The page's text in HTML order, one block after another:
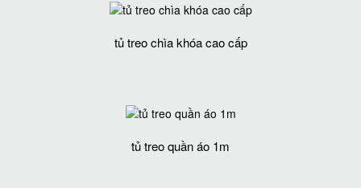
tủ treo chìa khóa cao cấp
tủ treo quần áo 1m